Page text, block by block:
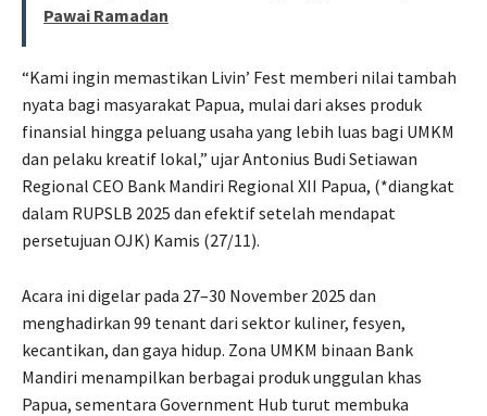
Pawai Ramadan
“Kami ingin memastikan Livin’ Fest memberi nilai tambah
nyata bagi masyarakat Papua, mulai dari akses produk
finansial hingga peluang usaha yang lebih luas bagi UMKM
dan pelaku kreatif lokal,” ujar Antonius Budi Setiawan
Regional CEO Bank Mandiri Regional XII Papua, (*diangkat
dalam RUPSLB 2025 dan efektif setelah mendapat
persetujuan OJK) Kamis (27/11).
Acara ini digelar pada 27–30 November 2025 dan
menghadirkan 99 tenant dari sektor kuliner, fesyen,
kecantikan, dan gaya hidup. Zona UMKM binaan Bank
Mandiri menampilkan berbagai produk unggulan khas
Papua, sementara Government Hub turut membuka